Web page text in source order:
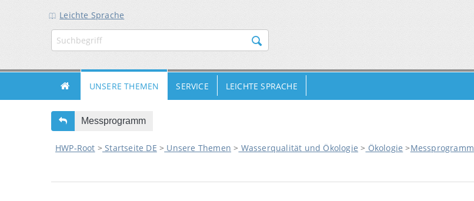
Leichte Sprache
HAUPTNAVIGATION
INHALT
FUSSBEREICH
UNSERE THEMEN
SERVICE LEICHTE SPRACHE
Messprogramm
HWP-Root > Startseite DE > Unsere Themen > Wasserqualität und Ökologie > Ökologie >Messprogramm